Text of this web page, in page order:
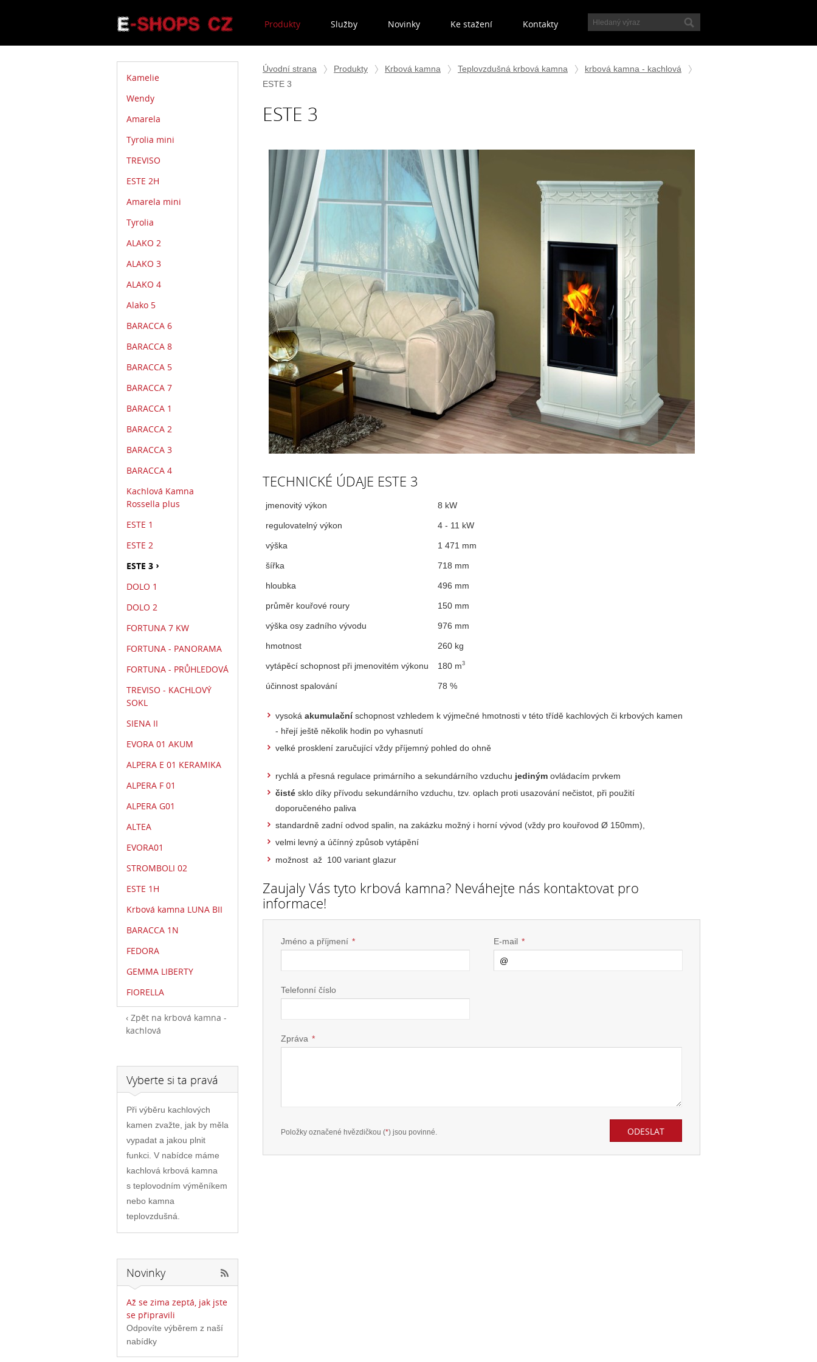
Produkty Služby Novinky Ke stažení Kontakty
Úvodní strana Produkty Krbová kamna Teplovzdušná krbová kamna
krbová kamna - kachlová
ESTE 3
ESTE 3
TECHNICKÉ ÚDAJE ESTE 3
jmenovitý výkon 8 kW
regulovatelný výkon 4 - 11 kW
výška 1 471 mm
šířka 718 mm
hloubka 496 mm
průměr kouřové roury 150 mm
výška osy zadního vývodu 976 mm
hmotnost 260 kg
vytápěcí schopnost při jmenovitém výkonu 180 m3
účinnost spalování 78 %
vysoká akumulačníschopnost vzhledem k výjmečné hmotnosti v této třídě kachlových či krbových kamen
- hřejí ještě několik hodin po vyhasnutí
velké prosklení zaručující vždy příjemný pohled do ohně
rychlá a přesná regulace primárního a sekundárního vzduchu jediným ovládacím prvkem
čisté sklo díky přívodu sekundárního vzduchu, tzv. oplach proti usazování nečistot, při použití
doporučeného paliva
standardně zadní odvod spalin, na zakázku možný i horní vývod (vždy pro kouřovod Ø 150mm),
velmi levný a účínný způsob vytápění
možnost až 100 variant glazur
Zaujaly Vás tyto krbová kamna? Neváhejte nás kontaktovat pro
informace!
Jméno a příjmení * E-mail *
Telefonní číslo
Zpráva *
Položky označené hvězdičkou (*) jsou povinné.
Kamelie
Wendy
Amarela
Tyrolia mini
TREVISO
ESTE 2H
Amarela mini
Tyrolia
ALAKO 2
ALAKO 3
ALAKO 4
Alako 5
BARACCA 6
BARACCA 8
BARACCA 5
BARACCA 7
BARACCA 1
BARACCA 2
BARACCA 3
BARACCA 4
Kachlová Kamna
Rossella plus
ESTE 1
ESTE 2
ESTE 3
DOLO 1
DOLO 2
FORTUNA 7 KW
FORTUNA - PANORAMA
FORTUNA - PRŮHLEDOVÁ
TREVISO - KACHLOVÝ
SOKL
SIENA II
EVORA 01 AKUM
ALPERA E 01 KERAMIKA
ALPERA F 01
ALPERA G01
ALTEA
EVORA01
STROMBOLI 02
ESTE 1H
Krbová kamna LUNA BII
BARACCA 1N
FEDORA
GEMMA LIBERTY
FIORELLA
Zpět na krbová kamna -
kachlová
Vyberte si ta pravá
Při výběru kachlových
kamen zvažte, jak by měla
vypadat a jakou plnit
funkci. V nabídce máme
kachlová krbová kamna
s teplovodním výměníkem
nebo kamna
teplovzdušná.
Novinky
Až se zima zeptá, jak jste
se připravili
Odpovíte výběrem z naší
nabídky